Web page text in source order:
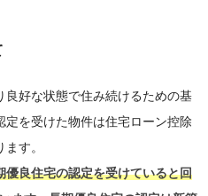
好な状態で住み続けるための基
を受けた物件は住宅ローン控除
す。
良住宅の認定を受けていると回